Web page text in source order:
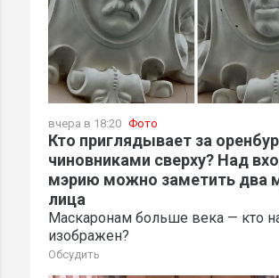
вчера в 18:20 Фото
Кто приглядывает за
чиновниками сверху? Над
мэрию можно заметить два
лица
Маскаронам больше века — кто
изображен?
Обсудить